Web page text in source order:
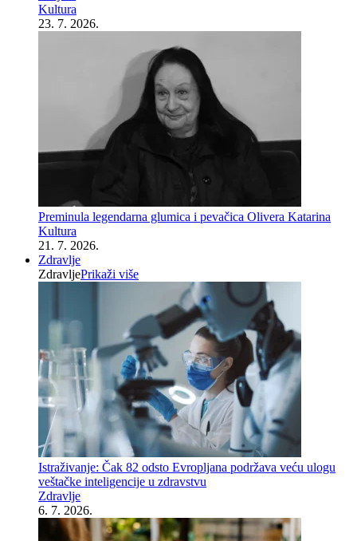
Kultura
23. 7. 2026.
Preminula legendarna glumica i pevačica Olivera Katarina
Kultura
21. 7. 2026.
Zdravlje
ZdravljePrikaži više
Istraživanje: Čak 82 odsto Evropljana podržava veću ulogu
veštačke inteligencije u zdravstvu
Zdravlje
6. 7. 2026.